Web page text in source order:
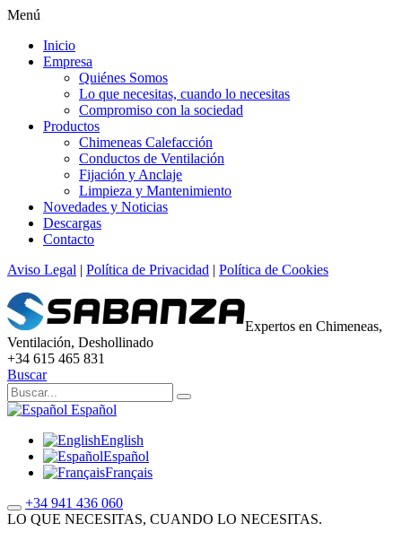
Menú
Inicio
Empresa
Quiénes Somos
Lo que necesitas, cuando lo necesitas
Compromiso con la sociedad
Productos
Chimeneas Calefacción
Conductos de Ventilación
Fijación y Anclaje
Limpieza y Mantenimiento
Novedades y Noticias
Descargas
Contacto
Aviso Legal | Política de Privacidad | Política de Cookies
Expertos en Chimeneas,
Ventilación, Deshollinado
+34 615 465 831
Buscar
Español
English
Español
Français
+34 941 436 060
LO QUE NECESITAS, CUANDO LO NECESITAS.